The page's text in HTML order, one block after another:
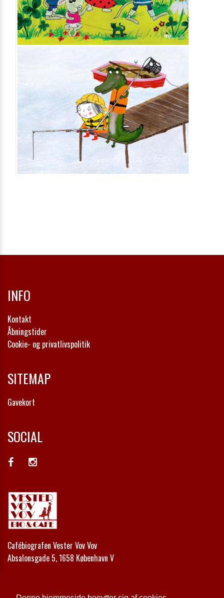
INFO
Kontakt
Åbningstider
Cookie- og privatlivspolitik
SITEMAP
Gavekort
SOCIAL
Cafébiografen Vester Vov Vov
Absalonsgade 5, 1658 København V
Email: kontakt@vestervovvov.dk